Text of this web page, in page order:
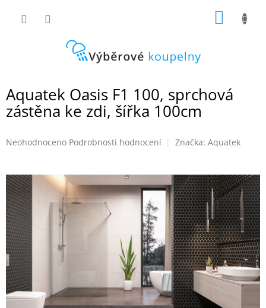
Aquatek Oasis F1 100, sprchová
zástěna ke zdi, šířka 100cm
Průměrné
je
0,0
z
5
hvězdiček.
Neohodnoceno Podrobnosti hodnocení Značka: Aquatek